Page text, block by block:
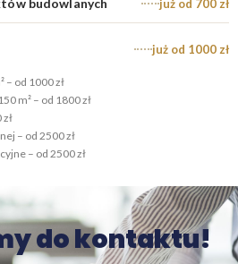
budowlanych już od 700 zł
już od 1000 zł
– od 1000 zł
m² – od 1800 zł
– od 2500 zł
– od 2500 zł
do kontaktu!